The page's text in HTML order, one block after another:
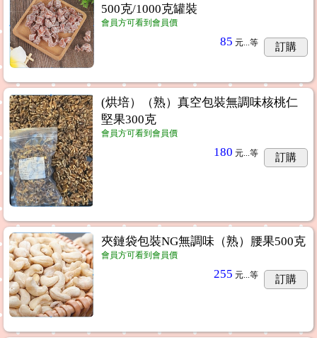
500克/1000克罐裝
會員方可看到會員價
85 元...等 訂購
(烘培）（熟）真空包裝無調味核桃仁
堅果300克
會員方可看到會員價
180 元...等 訂購
夾鏈袋包裝NG無調味（熟）腰果500克
會員方可看到會員價
255 元... 等 訂購